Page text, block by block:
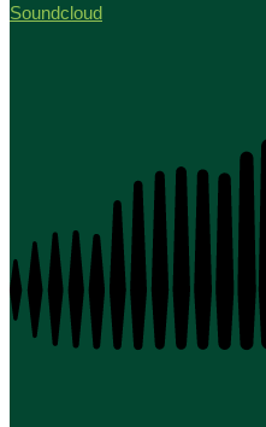
Soundcloud